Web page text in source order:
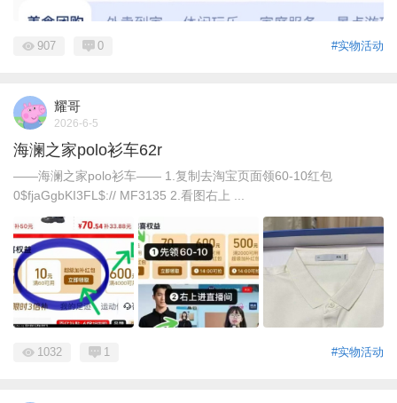
#实物活动
907 0
耀哥
2026-6-5
海澜之家polo衫车62r
——海澜之家polo衫车—— 1.复制去淘宝页面领60-10红包
0$fjaGgbKI3FL$:// MF3135 2.看图右上 ...
#实物活动
1032 1